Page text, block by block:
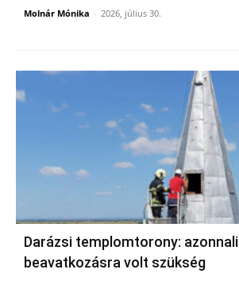
Molnár Mónika - 2026, július 30.
Darázsi templomtorony: azonnali
beavatkozásra volt szükség